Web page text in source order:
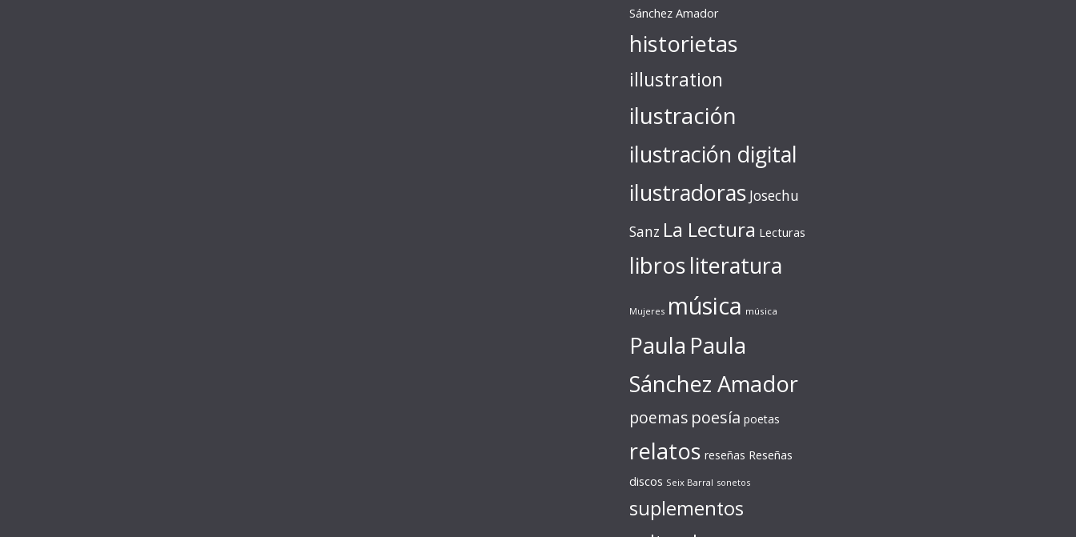
Sánchez Amador
historietas
illustration
ilustración
ilustración digital
ilustradoras Josechu
Sanz La Lectura Lecturas
librosliteratura
Mujeres música música
Paula Paula
Sánchez Amador
poemas poesía poetas
relatos reseñas Reseñas
discos Seix Barral sonetos
suplementos